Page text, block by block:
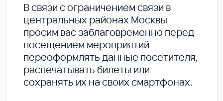
В cвязи с ограничением связи в
центральных районах Москвы
просим вас заблаговременно перед
посещением мероприятий
переоформлять данные посетителя,
распечатывать билеты или
сохранять их на своих смартфонах.